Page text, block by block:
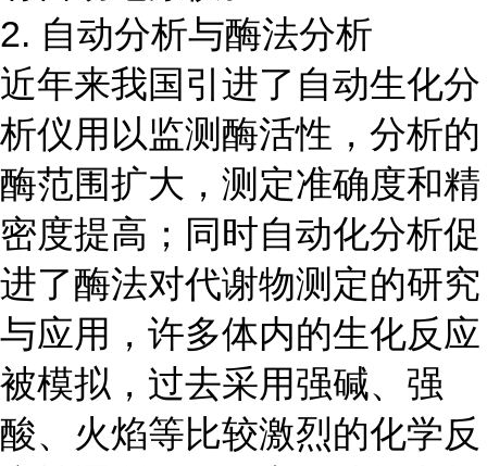
2. 自动分析与酶法分析
近年来我国引进了自动生化分
析仪用以监测酶活性，分析的
酶范围扩大，测定准确度和精
密度提高；同时自动化分析促
进了酶法对代谢物测定的研究
与应用，许多体内的生化反应
被模拟，过去采用强碱、强
酸、火焰等比较激烈的化学反